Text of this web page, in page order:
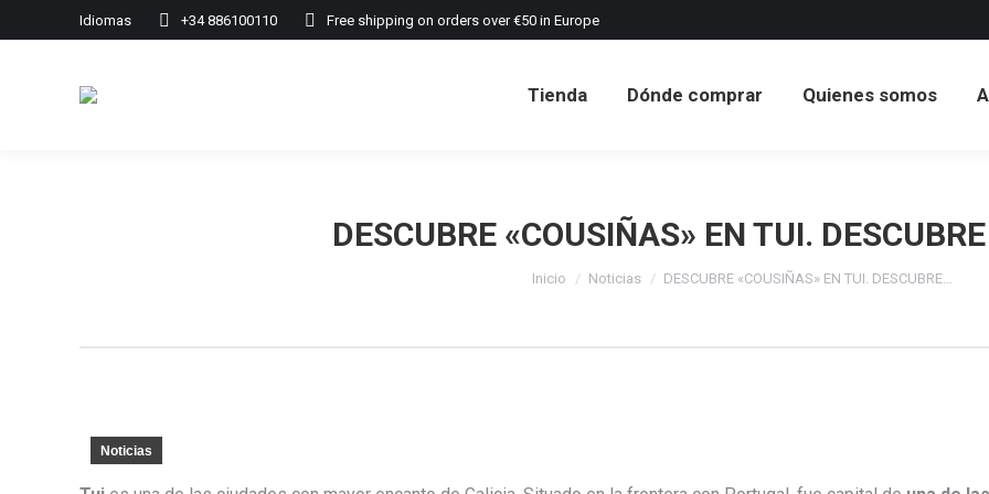
Idiomas +34 886100110 Free shipping on orders over €50 in Europe
Tienda Dónde comprar Quienes somos
DESCUBRE «COUSIÑAS» EN TUI.
Estás aquí:
Inicio Noticias DESCUBRE «COUSIÑAS» EN TUI. DESCUBRE…
Noticias
Tienda Dónde comprar Quienes somos